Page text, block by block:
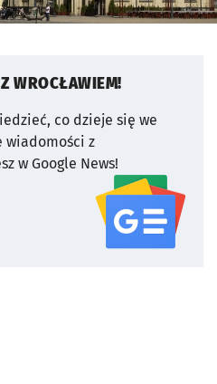
WROCŁAWIEM!
co dzieje się we
wiadomości z
w Google News!
serwisu